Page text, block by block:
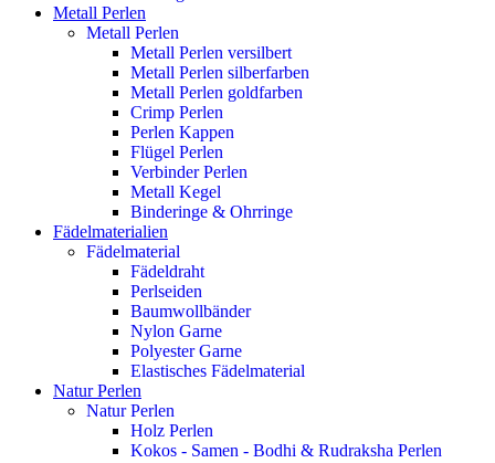
Metall Perlen
Metall Perlen
Metall Perlen versilbert
Metall Perlen silberfarben
Metall Perlen goldfarben
Crimp Perlen
Perlen Kappen
Flügel Perlen
Verbinder Perlen
Metall Kegel
Binderinge & Ohrringe
Fädelmaterialien
Fädelmaterial
Fädeldraht
Perlseiden
Baumwollbänder
Nylon Garne
Polyester Garne
Elastisches Fädelmaterial
Natur Perlen
Natur Perlen
Holz Perlen
Kokos - Samen - Bodhi & Rudraksha Perlen